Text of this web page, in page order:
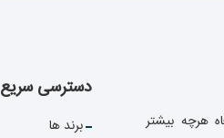
هرچه بیشتر
دسترسی سریع
برند ها